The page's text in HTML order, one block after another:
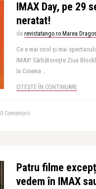
IMAX Day, pe 29
neratat!
de revistatango.ro Marea
Ce e mai cool și mai
IMAX! Sărbătorește Ziua
la Cinema ..
CITEȘTE ÎN CONTINUARE
0 Comentarii
Patru filme
vedem în IMAX